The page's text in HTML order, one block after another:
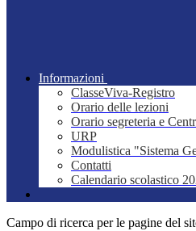
Informazioni
ClasseViva-Registro
Orario delle lezioni
Orario segreteria e
URP
Modulistica "Sistema
Contatti
Calendario scolastico
Campo di ricerca per le pagine del